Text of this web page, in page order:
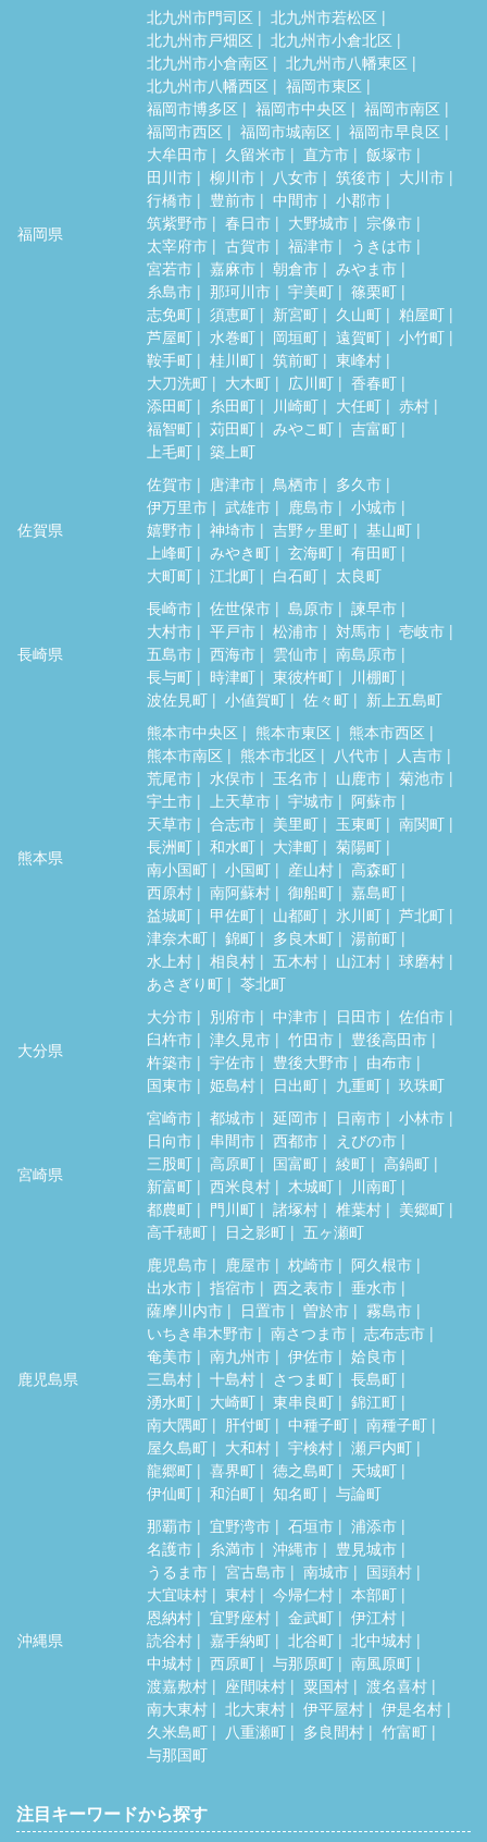
福岡県
北九州市門司区
北九州市若松区
北九州市戸畑区
北九州市小倉北区
北九州市小倉南区
北九州市八幡東区
北九州市八幡西区
福岡市東区
福岡市博多区
福岡市中央区
福岡市南区
福岡市西区
福岡市城南区
福岡市早良区
大牟田市
久留米市 直方市
飯塚市
田川市
柳川市 八女市 筑後市
大川市
行橋市
豊前市 中間市
小郡市
筑紫野市
春日市 大野城市
宗像市
太宰府市
古賀市 福津市
うきは市
宮若市
嘉麻市 朝倉市
みやま市
糸島市
那珂川市 宇美町
篠栗町
志免町
須恵町 新宮町 久山町
粕屋町
芦屋町
水巻町 岡垣町 遠賀町
小竹町
鞍手町
桂川町 筑前町
東峰村
大刀洗町
大木町 広川町
香春町
添田町
糸田町 川崎町 大任町
赤村
福智町
苅田町 みやこ町
吉富町
上毛町
築上町
佐賀県
佐賀市 唐津市 鳥栖市
多久市
伊万里市
武雄市 鹿島市
小城市
嬉野市
神埼市 吉野ヶ里町
基山町
上峰町
みやき町 玄海町
有田町
大町町
江北町 白石町 太良町
長崎県
長崎市 佐世保市 島原市
諫早市
大村市
平戸市 松浦市 対馬市
壱岐市
五島市
西海市 雲仙市
南島原市
長与町
時津町 東彼杵町
川棚町
波佐見町
小値賀町 佐々町 新上五島町
熊本県
熊本市中央区 熊本市東区
熊本市西区
熊本市南区
熊本市北区 八代市
人吉市
荒尾市
水俣市 玉名市 山鹿市
菊池市
宇土市
上天草市 宇城市
阿蘇市
天草市
合志市 美里町 玉東町
南関町
長洲町
和水町 大津町
菊陽町
南小国町
小国町 産山村
高森町
西原村
南阿蘇村 御船町
嘉島町
益城町
甲佐町 山都町 氷川町
芦北町
津奈木町
錦町 多良木町
湯前町
水上村
相良村 五木村 山江村
球磨村
あさぎり町
苓北町
大分県
大分市 別府市 中津市 日田市
佐伯市
臼杵市
津久見市 竹田市
豊後高田市
杵築市
宇佐市 豊後大野市
由布市
国東市
姫島村 日出町 九重町 玖珠町
宮崎県
宮崎市 都城市 延岡市 日南市
小林市
日向市
串間市 西都市
えびの市
三股町
高原町 国富町 綾町
高鍋町
新富町
西米良村 木城町
川南町
都農町
門川町 諸塚村 椎葉村
美郷町
高千穂町
日之影町 五ヶ瀬町
鹿児島県
鹿児島市 鹿屋市 枕崎市
阿久根市
出水市
指宿市 西之表市
垂水市
薩摩川内市
日置市 曽於市
霧島市
いちき串木野市
南さつま市
志布志市
奄美市
南九州市 伊佐市
姶良市
三島村
十島村 さつま町
長島町
湧水町
大崎町 東串良町
錦江町
南大隅町
肝付町 中種子町
南種子町
屋久島町
大和村 宇検村
瀬戸内町
龍郷町
喜界町 徳之島町
天城町
伊仙町
和泊町 知名町 与論町
沖縄県
那覇市 宜野湾市 石垣市
浦添市
名護市
糸満市 沖縄市
豊見城市
うるま市
宮古島市 南城市
国頭村
大宜味村
東村 今帰仁村
本部町
恩納村
宜野座村 金武町
伊江村
読谷村
嘉手納町 北谷町
北中城村
中城村
西原町 与那原町
南風原町
渡嘉敷村
座間味村 粟国村
渡名喜村
南大東村
北大東村 伊平屋村
伊是名村
久米島町
八重瀬町 多良間村
竹富町
与那国町
注目キーワードから探す